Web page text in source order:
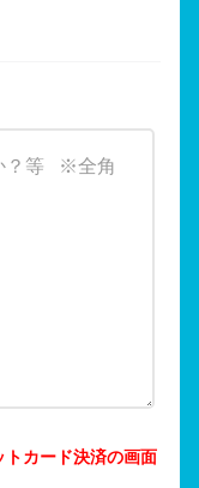
カード決済の画面